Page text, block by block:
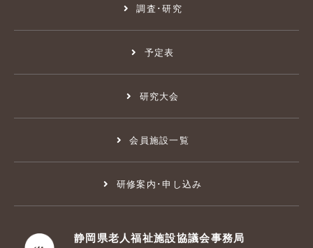
調査･研究
予定表
研究大会
会員施設一覧
研修案内･申し込み
静岡県老人福祉施設協議会事務局